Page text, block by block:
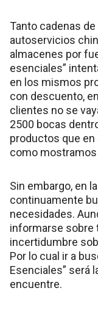
Tanto cadenas
autoservicios
almacenes por
esenciales”
en los mismos
con descuento,
clientes no se
2500 bocas
productos que
como
Sin embargo, en
continuamente
necesidades.
informarse sobre
incertidumbre
Por lo cual ir a
Esenciales” será
encuentre.